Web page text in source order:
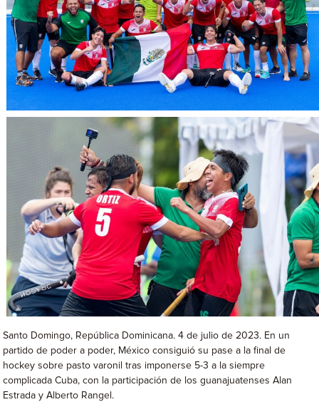
Santo Domingo, República Dominicana. 4 de julio de 2023. En un
partido de poder a poder, México consiguió su pase a la final de
hockey sobre pasto varonil tras imponerse 5-3 a la siempre
complicada Cuba, con la participación de los guanajuatenses Alan
Estrada y Alberto Rangel.